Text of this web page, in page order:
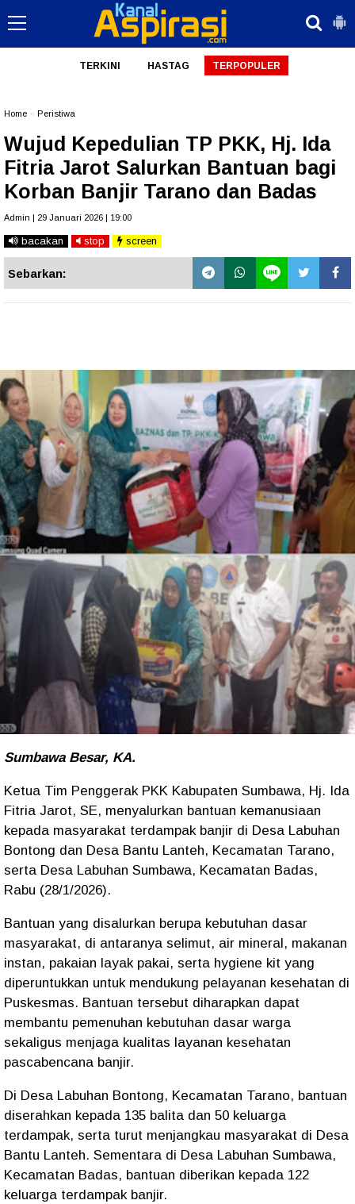
TERKINI HASTAG TERPOPULER
Home Peristiwa
Wujud Kepedulian TP PKK, Hj. Ida
Fitria Jarot Salurkan Bantuan bagi
Korban Banjir Tarano dan Badas
Admin | 29 Januari 2026 | 19:00
bacakan stop screen
Sebarkan:
Sumbawa Besar, KA.
Ketua Tim Penggerak PKK Kabupaten Sumbawa, Hj. Ida
Fitria Jarot, SE, menyalurkan bantuan kemanusiaan
kepada masyarakat terdampak banjir di Desa Labuhan
Bontong dan Desa Bantu Lanteh, Kecamatan Tarano,
serta Desa Labuhan Sumbawa, Kecamatan Badas,
Rabu (28/1/2026).
Bantuan yang disalurkan berupa kebutuhan dasar
masyarakat, di antaranya selimut, air mineral, makanan
instan, pakaian layak pakai, serta hygiene kit yang
diperuntukkan untuk mendukung pelayanan kesehatan di
Puskesmas. Bantuan tersebut diharapkan dapat
membantu pemenuhan kebutuhan dasar warga
sekaligus menjaga kualitas layanan kesehatan
pascabencana banjir.
Di Desa Labuhan Bontong, Kecamatan Tarano, bantuan
diserahkan kepada 135 balita dan 50 keluarga
terdampak, serta turut menjangkau masyarakat di Desa
Bantu Lanteh. Sementara di Desa Labuhan Sumbawa,
Kecamatan Badas, bantuan diberikan kepada 122
keluarga terdampak banjir.